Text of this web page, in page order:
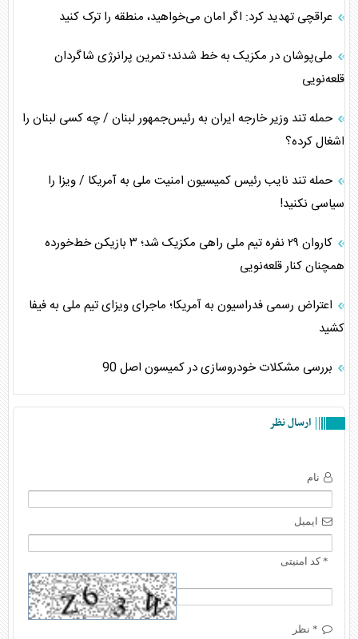
عراقچی تهدید کرد: اگر امان می‌خواهید، منطقه را ترک کنید
ملی‌پوشان در مکزیک به خط شدند؛ تمرین پرانرژی شاگردان
قلعه‌نویی
حمله تند وزیر خارجه ایران به رئیس‌جمهور لبنان / چه کسی لبنان را
اشغال کرده؟
حمله تند نایب رئیس کمیسیون امنیت ملی به آمریکا / ویزا را
سیاسی نکنید!
کاروان ۲۹ نفره تیم ملی راهی مکزیک شد؛ ۳ بازیکن خط‌خورده
همچنان کنار قلعه‌نویی
اعتراض رسمی فدراسیون به آمریکا؛ ماجرای ویزای تیم ملی به فیفا
کشید
بررسی مشکلات خودروسازی در کمیسون اصل 90
ارسال نظر
نام
ایمیل
* کد امنیتی
* نظر